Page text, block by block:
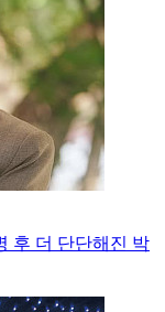
후 더 단단해진 박